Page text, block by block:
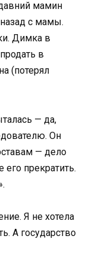
мамин
с мамы.
Димка в
в
(потерял
— да,
Он
— дело
прекратить.
Я не хотела
А государство